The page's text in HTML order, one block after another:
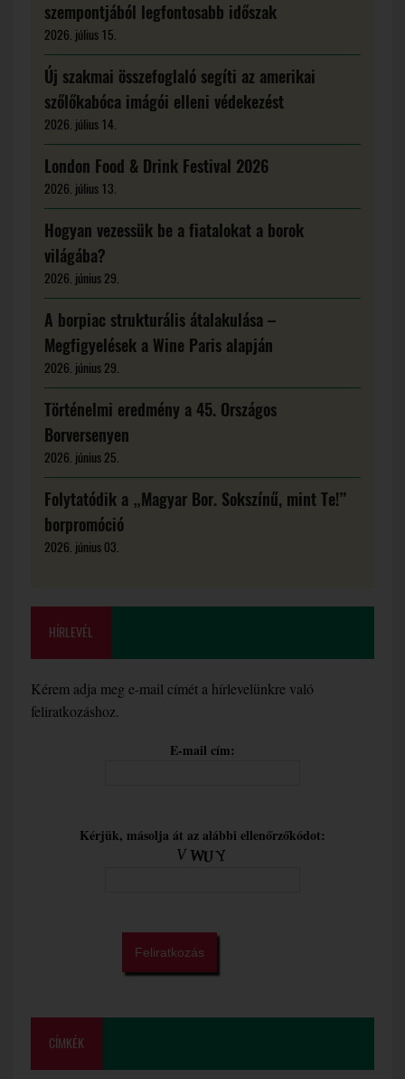
szempontjából legfontosabb időszak
2026. július 15.
Új szakmai összefoglaló segíti az amerikai
szőlőkabóca imágói elleni védekezést
2026. július 14.
London Food & Drink Festival 2026
2026. július 13.
Hogyan vezessük be a fiatalokat a borok
világába?
2026. június 29.
A borpiac strukturális átalakulása –
Megfigyelések a Wine Paris alapján
2026. június 29.
Történelmi eredmény a 45. Országos
Borversenyen
2026. június 25.
Folytatódik a „Magyar Bor. Sokszínű, mint Te!”
borpromóció
2026. június 03.
HÍRLEVÉL
Kérem adja meg e-mail címét a hírlevelünkre való
feliratkozáshoz.
E-mail cím:
Kérjük, másolja át az alábbi ellenőrzőkódot:
CÍMKÉK